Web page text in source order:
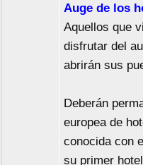
Auge de los
Aquellos que
disfrutar del
abrirán sus
Deberán
europea de
conocida con
su primer